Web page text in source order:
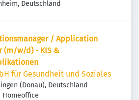
Deutschland
/ Application
(m/w/d) - KIS &
für Gesundheit und Soziales
(Donau), Deutschland
Homeoffice